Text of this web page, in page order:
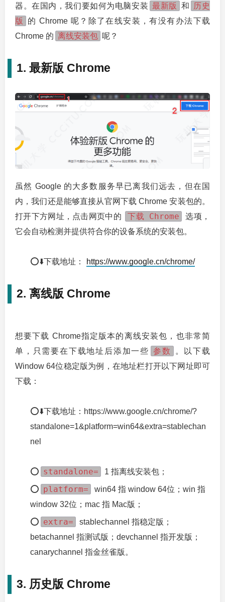
器。在国内，我们要如何为电脑安装 最新版 和
历史
版
的 Chrome 呢？除了在线安装，有没有办法下载
Chrome 的 离线安装包 呢？
1. 最新版 Chrome
虽然 Google 的大多数服务早已离我们远去，但在国
内，我们还是能够直接从官网下载 Chrome 安装包的。
打开下方网址，点击网页中的
下载 Chrome
选项，
它会自动检测并提供符合你的设备系统的安装包。
⭕⬇️下载地址： https://www.google.cn/chrome/
2. 离线版 Chrome
想要下载 Chrome指定版本的离线安装包，也非常简
单，只需要在下载地址后添加一些 参数
。以下载
Window 64位稳定版为例，在地址栏打开以下网址即可
下载：
⭕⬇️下载地址：https://www.google.cn/chrome/?
standalone=1&platform=win64&extra=stablechan
nel
⭕ standalone= 1 指离线安装包；
⭕ platform=
win64 指 window 64位；win 指
window 32位；mac 指 Mac版；
⭕ extra=
stablechannel 指稳定版；
betachannel 指测试版；devchannel 指开发版；
canarychannel 指金丝雀版。
3. 历史版 Chrome